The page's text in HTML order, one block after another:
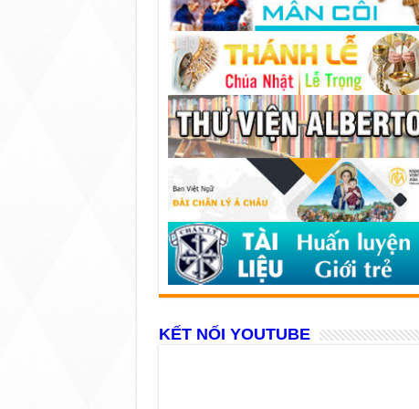
KẾT NỐI YOUTUBE